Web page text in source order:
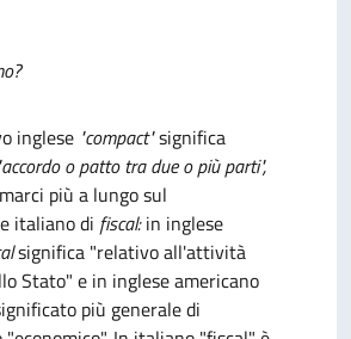
inglese "compact"significa
"accordo o patto tra due o più parti",
più a lungo sul
italiano di fiscal:in inglese
significa "relativo all'attività
Stato" e in inglese americano
più generale di